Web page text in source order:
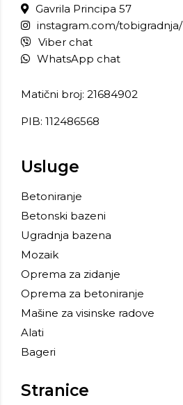
Gavrila Principa 57
instagram.com/tobigradnja/
Viber chat
WhatsApp chat
Matični broj: 21684902
PIB: 112486568
Usluge
Betoniranje
Betonski bazeni
Ugradnja bazena
Mozaik
Oprema za zidanje
Oprema za betoniranje
Mašine za visinske radove
Alati
Bageri
Stranice